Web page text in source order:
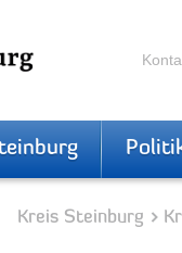
Kreis Steinburg